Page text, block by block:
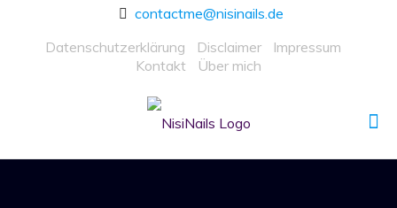
contactme@nisinails.de
Datenschutzerklärung
Disclaimer
Impressum
Kontakt
Über mich